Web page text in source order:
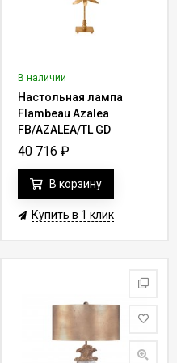
выбор настольных ламп,
имеет следующие
основе - поставки
что позволяет без проблем
Со стороны покупателя
предложенную продукцию.
в наличии - поставки товара
от производителя без
В наличии
Настольная лампа
Flambeau Azalea
FB/AZALEA/TL GD
40 716 ₽
В корзину
Купить в 1 клик